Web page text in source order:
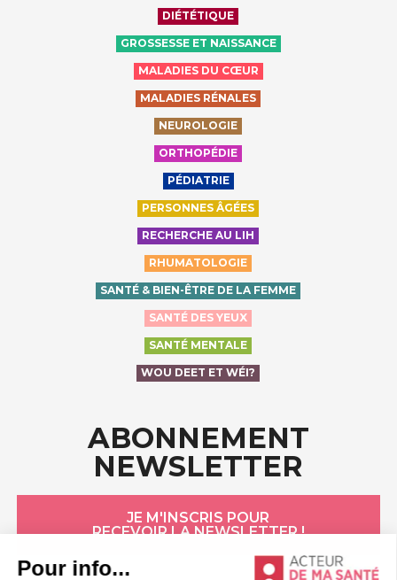
DIÉTÉTIQUE
GROSSESSE ET NAISSANCE
MALADIES DU CŒUR
MALADIES RÉNALES
NEUROLOGIE
ORTHOPÉDIE
PÉDIATRIE
PERSONNES ÂGÉES
RECHERCHE AU LIH
RHUMATOLOGIE
SANTÉ & BIEN-ÊTRE DE LA FEMME
SANTÉ DES YEUX
SANTÉ MENTALE
WOU DEET ET WÉI?
ABONNEMENT
NEWSLETTER
JE M'INSCRIS POUR
RECEVOIR LA NEWSLETTER !